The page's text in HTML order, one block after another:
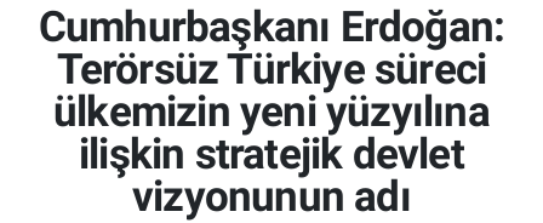
Cumhurbaşkanı Erdoğan:
Terörsüz Türkiye süreci
ülkemizin yeni yüzyılına
ilişkin stratejik devlet
vizyonunun adı